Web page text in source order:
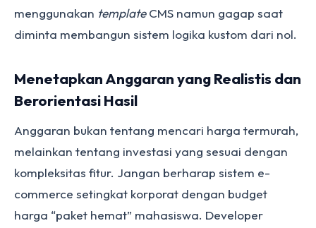
menggunakan templateCMS namun gagap saat
diminta membangun sistem logika kustom dari nol.
Menetapkan Anggaran yang Realistis dan
Berorientasi Hasil
Anggaran bukan tentang mencari harga termurah,
melainkan tentang investasi yang sesuai dengan
kompleksitas fitur. Jangan berharap sistem e-
commerce setingkat korporat dengan budget
harga “paket hemat” mahasiswa. Developer